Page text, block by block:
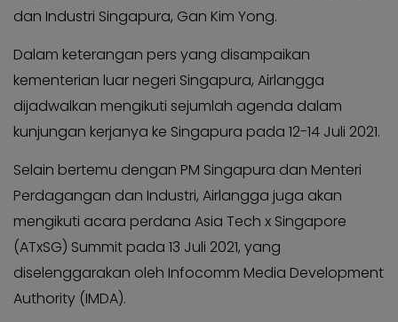
Kabar
dan Industri Singapura, Gan Kim Yong.
Dalam keterangan pers yang disampaikan
kementerian luar negeri Singapura, Airlangga
dijadwalkan mengikuti sejumlah agenda dalam
kunjungan kerjanya ke Singapura pada 12-14 Juli 2021.
Selain bertemu dengan PM Singapura dan Menteri
Perdagangan dan Industri, Airlangga juga akan
mengikuti acara perdana Asia Tech x Singapore
(ATxSG) Summit pada 13 Juli 2021, yang
diselenggarakan oleh Infocomm Media Development
Authority (IMDA).